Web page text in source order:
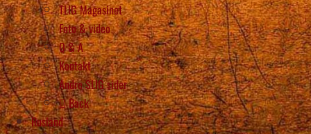
TLIG Magasinet
Foto & video
Q & A
Kontakt
Andre SLIG sider
Back
Rusland